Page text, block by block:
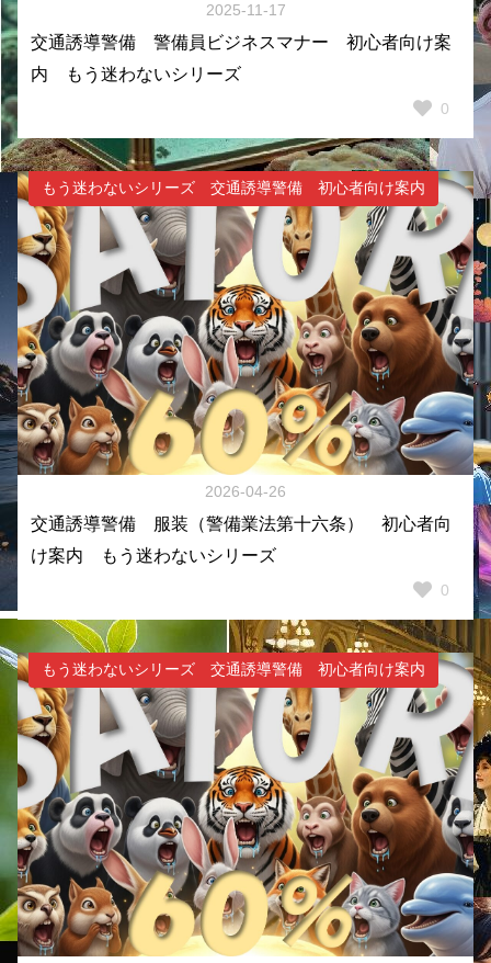
2025-11-17
交通誘導警備 警備員ビジネスマナー 初心者向け案
内 もう迷わないシリーズ
0
もう迷わないシリーズ 交通誘導警備 初心者向け案内
2026-04-26
交通誘導警備 服装（警備業法第十六条） 初心者向
け案内 もう迷わないシリーズ
0
もう迷わないシリーズ 交通誘導警備 初心者向け案内